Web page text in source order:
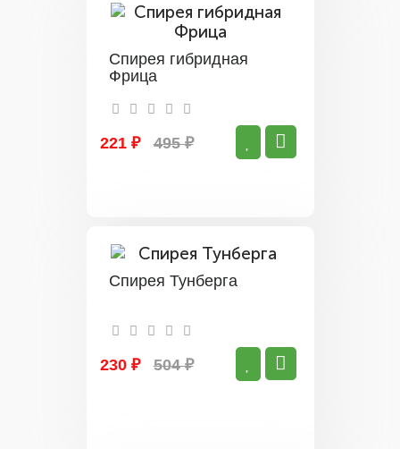
Спирея гибридная
Фрица
221 ₽ 495 ₽
Спирея Тунберга
230 ₽ 504 ₽